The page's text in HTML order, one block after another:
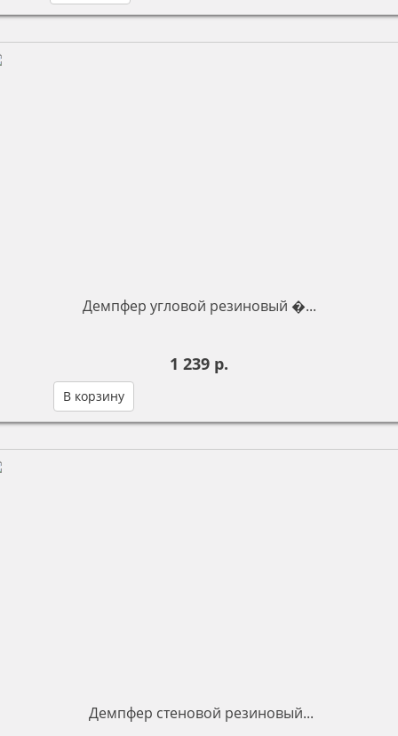
Демпфер угловой резиновый �...
1 239 р.
В корзину
Демпфер стеновой резиновый...